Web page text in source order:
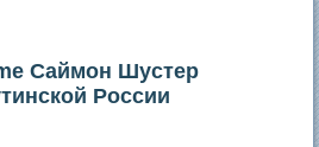
Саймон Шустер
России